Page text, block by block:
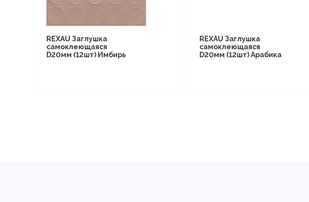
REXAU Заглушка
самоклеющаяся
D20мм (12шт) Имбирь
REXAU Заглушка
самоклеющаяся
D20мм (12шт) Арабика